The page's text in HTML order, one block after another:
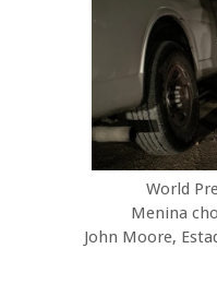
World
Menina
John Moore,